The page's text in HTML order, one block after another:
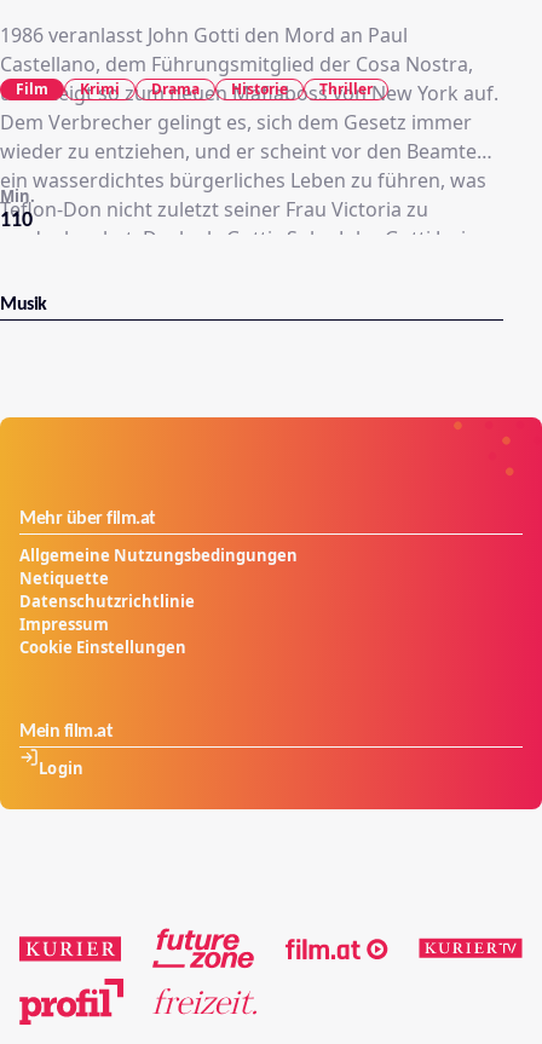
1986 veranlasst John Gotti den Mord an Paul
Castellano, dem Führungsmitglied der Cosa Nostra,
und steigt so zum neuen Mafiaboss von New York auf.
Dem Verbrecher gelingt es, sich dem Gesetz immer
wieder zu entziehen, und er scheint vor den Beamten
ein wasserdichtes bürgerliches Leben zu führen, was
Teflon-Don nicht zuletzt seiner Frau Victoria zu
verdanken hat. Doch als Gottis Sohn John Gotti Jr.eine
gefährlicher für Gotti.
110
Min.
Film Krimi Drama Historie Thriller
Musik
Mehr über film.at
Allgemeine Nutzungsbedingungen
Netiquette
Datenschutzrichtlinie
Impressum
Cookie Einstellungen
Mein film.at
Login